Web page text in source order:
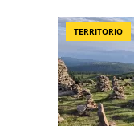
TERRITORIO